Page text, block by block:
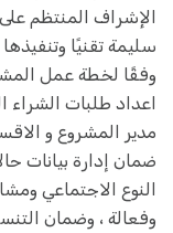
الإشراف المنتظم
سليمة تقنيًا
وفقًا لخطة عمل
اعداد طلبات الشراء
مدير المشروع و
ضمان إدارة بيانات
النوع الاجتماعي
وفعالة ، وضمان